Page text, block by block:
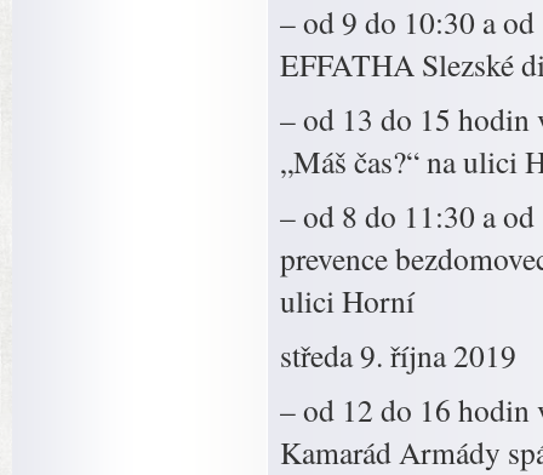
– od 9 do 10:30 a
EFFATHA Slezské
– od 13 do 15 hodin
„Máš čas?“ na ulici
– od 8 do 11:30 a
prevence
ulici Horní
středa 9. října 2019
– od 12 do 16 hodin
Kamarád Armády